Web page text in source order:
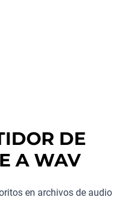
DE
A WAV
en archivos de audio